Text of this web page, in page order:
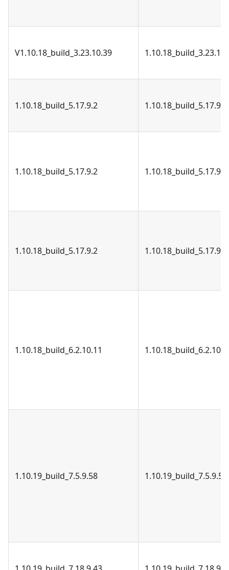
V1.10.18_build_3.23.10.39
1.10.18_build_5.17.9.2 1.10.18_build_5.17.9.2
1.10.18_build_5.17.9.2 1.10.18_build_5.17.9.2
1.10.18_build_5.17.9.2 1.10.18_build_5.17.9.2
1.10.18_build_6.2.10.11
1.10.19_build_7.5.9.58 1.10.19_build_7.5.9.58